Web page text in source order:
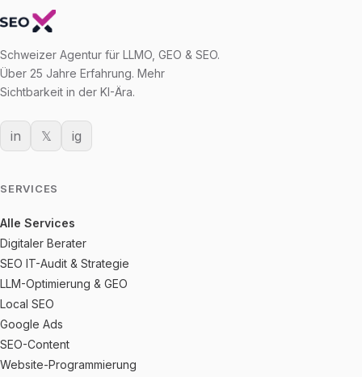
Schweizer Agentur für LLMO, GEO & SEO.
Über 25 Jahre Erfahrung. Mehr
Sichtbarkeit in der KI-Ära.
in 𝕏 ig
SERVICES
Alle Services
Digitaler Berater
SEO IT-Audit & Strategie
LLM-Optimierung & GEO
Local SEO
Google Ads
SEO-Content
Website-Programmierung